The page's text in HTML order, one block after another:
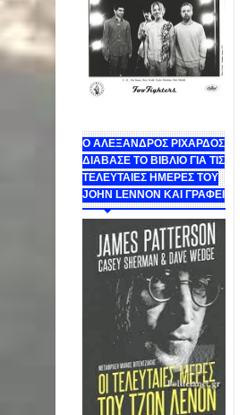
Ο ΑΛΕΞΑΝΔΡΟΣ ΡΙΧΑΡΔΟΣ
ΔΙΑΒΑΣΕ ΤΟ ΒΙΒΛΙΟ ΓΙΑ ΤΙΣ
ΤΕΛΕΥΤΑΙΕΣ ΗΜΕΡΕΣ ΤΟΥ
JOHN LENNON ΚΑΙ ΓΡΑΦΕΙ